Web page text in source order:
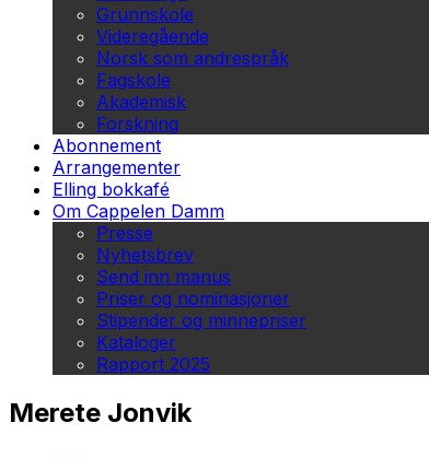
Grunnskole
Videregående
Norsk som andrespråk
Fagskole
Akademisk
Forskning
Abonnement
Arrangementer
Elling bokkafé
Om Cappelen Damm
Presse
Nyhetsbrev
Send inn manus
Priser og nominasjoner
Stipender og minnepriser
Kataloger
Rapport 2025
Merete Jonvik